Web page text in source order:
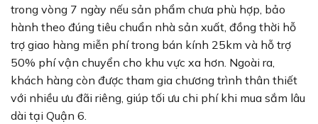
trong vòng 7 ngày nếu sản phẩm chưa phù hợp, bảo
hành theo đúng tiêu chuẩn nhà sản xuất, đồng thời hỗ
trợ giao hàng miễn phí trong bán kính 25km và hỗ trợ
50% phí vận chuyển cho khu vực xa hơn. Ngoài ra,
khách hàng còn được tham gia chương trình thân thiết
với nhiều ưu đãi riêng, giúp tối ưu chi phí khi mua sắm lâu
dài tại Quận 6.